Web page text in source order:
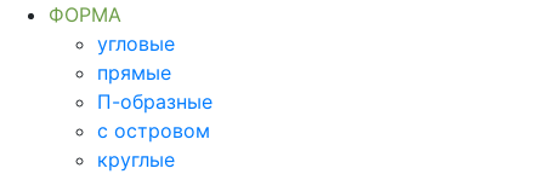
ФОРМА
угловые
прямые
П-образные
с островом
круглые